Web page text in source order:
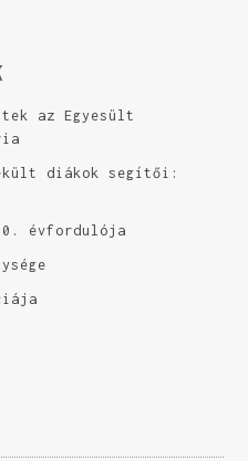
az Egyesült
diákok segítői:
évfordulója